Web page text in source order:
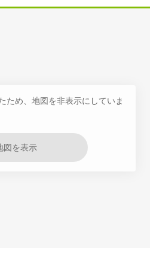
ため、地図を非表示にしていま
図を表示